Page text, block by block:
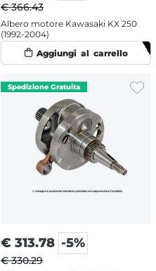
€ 366.43
Albero motore Kawasaki KX 250
(1992-2004)
€ 313.78 -5%
€ 330.29